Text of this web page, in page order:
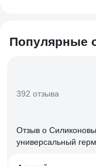
Популярные
392 отзыва
Отзыв о
универсальный